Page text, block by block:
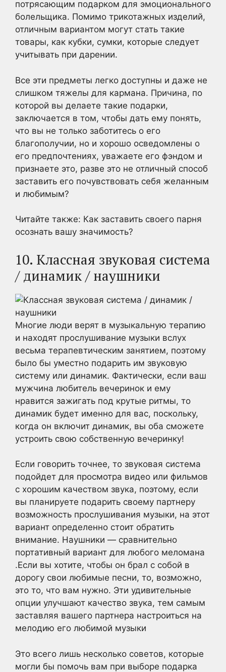
потрясающим подарком для эмоционального
болельщика. Помимо трикотажных изделий,
отличным вариантом могут стать такие
товары, как кубки, сумки, которые следует
учитывать при дарении.
Все эти предметы легко доступны и даже не
слишком тяжелы для кармана. Причина, по
которой вы делаете такие подарки,
заключается в том, чтобы дать ему понять,
что вы не только заботитесь о его
благополучии, но и хорошо осведомлены о
его предпочтениях, уважаете его фэндом и
признаете это, разве это не отличный способ
заставить его почувствовать себя желанным
и любимым?
Читайте также: Как заставить своего парня
осознать вашу значимость?
10. Классная звуковая система
/ динамик / наушники
Многие люди верят в музыкальную терапию
и находят прослушивание музыки вслух
весьма терапевтическим занятием, поэтому
было бы уместно подарить им звуковую
систему или динамик. Фактически, если ваш
мужчина любитель вечеринок и ему
нравится зажигать под крутые ритмы, то
динамик будет именно для вас, поскольку,
когда он включит динамик, вы оба сможете
устроить свою собственную вечеринку!
Если говорить точнее, то звуковая система
подойдет для просмотра видео или фильмов
с хорошим качеством звука, поэтому, если
вы планируете подарить своему партнеру
возможность прослушивания музыки, на этот
вариант определенно стоит обратить
внимание. Наушники — сравнительно
портативный вариант для любого меломана
.Если вы хотите, чтобы он брал с собой в
дорогу свои любимые песни, то, возможно,
это то, что вам нужно. Эти удивительные
опции улучшают качество звука, тем самым
заставляя вашего партнера настроиться на
мелодию его любимой музыки
Это всего лишь несколько советов, которые
могли бы помочь вам при выборе подарка